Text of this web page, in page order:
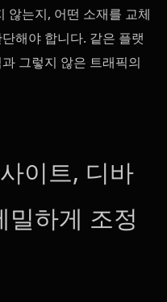
않는지, 어떤 소재를 교체
해야 합니다. 같은 플랫
그렇지 않은 트래픽의
이트, 디바
밀하게 조정